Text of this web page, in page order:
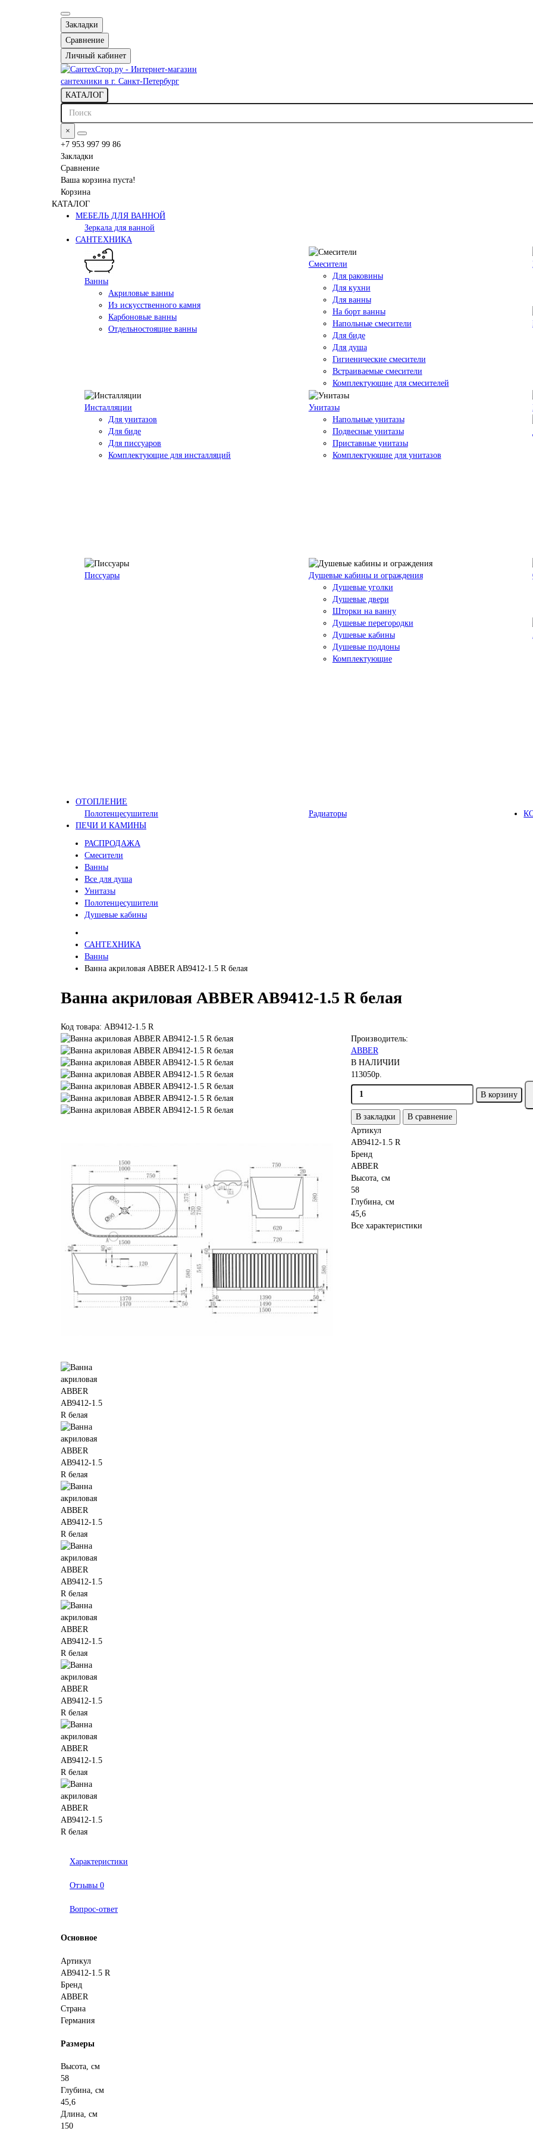
Закладки
Сравнение
Личный кабинет
КАТАЛОГ
×
+7 953 997 99 86
Закладки
Сравнение
Ваша корзина пуста!
Корзина
КАТАЛОГ
МЕБЕЛЬ ДЛЯ ВАННОЙ
Зеркала для ванной
САНТЕХНИКА
Ванны
Акриловые ванны
Из искусственного камня
Карбоновые ванны
Отдельностоящие ванны
Смесители
Для раковины
Для кухни
Для ванны
На борт ванны
Напольные смесители
Для биде
Для душа
Гигиенические смесители
Встраиваемые смесители
Комплектующие для смесителей
Инсталляции
Для унитазов
Для биде
Для писсуаров
Комплектующие для инсталляций
Унитазы
Напольные унитазы
Подвесные унитазы
Приставные унитазы
Комплектующие для унитазов
Писсуары
Душевые кабины и ограждения
Душевые уголки
Душевые двери
Шторки на ванну
Душевые перегородки
Душевые кабины
Душевые поддоны
Комплектующие
ОТОПЛЕНИЕ
Полотенцесушители
Радиаторы
ПЕЧИ И КАМИНЫ
РАСПРОДАЖА
Смесители
Ванны
Все для душа
Унитазы
Полотенцесушители
Душевые кабины
САНТЕХНИКА
Ванны
Ванна акриловая ABBER AB9412-1.5 R белая
Ванна акриловая ABBER AB9412-1.5 R белая
Код товара: AB9412-1.5 R
Производитель:
ABBER
В НАЛИЧИИ
113050р.
В корзину
В закладки
В сравнение
Артикул
AB9412-1.5 R
Бренд
ABBER
Высота, см
58
Глубина, см
45,6
Все характеристики
Характеристики
Отзывы 0
Вопрос-ответ
Основное
Артикул
AB9412-1.5 R
Бренд
ABBER
Страна
Германия
Размеры
Высота, см
58
Глубина, см
45,6
Длина, см
150